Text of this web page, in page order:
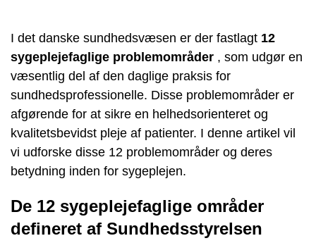
I det danske sundhedsvæsen er der fastlagt 12
sygeplejefaglige problemområder , som udgør en
væsentlig del af den daglige praksis for
sundhedsprofessionelle. Disse problemområder er
afgørende for at sikre en helhedsorienteret og
kvalitetsbevidst pleje af patienter. I denne artikel vil
vi udforske disse 12 problemområder og deres
betydning inden for sygeplejen.
De 12 sygeplejefaglige områder
defineret af Sundhedsstyrelsen